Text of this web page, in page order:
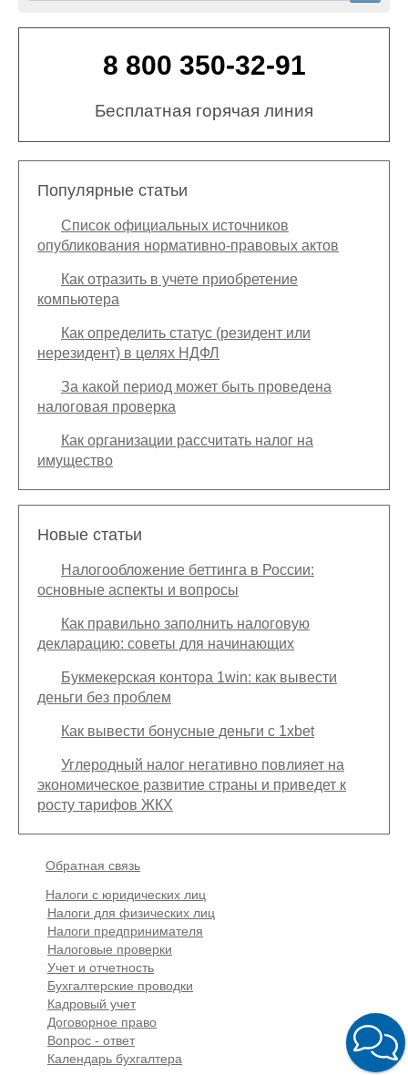
8 800 350-32-91
Бесплатная горячая линия
Популярные статьи
Список официальных источников
опубликования нормативно-правовых актов
Как отразить в учете приобретение
компьютера
Как определить статус (резидент или
нерезидент) в целях НДФЛ
За какой период может быть проведена
налоговая проверка
Как организации рассчитать налог на
имущество
Новые статьи
Налогообложение беттинга в России:
основные аспекты и вопросы
Как правильно заполнить налоговую
декларацию: советы для начинающих
Букмекерская контора 1win: как вывести
деньги без проблем
Как вывести бонусные деньги с 1xbet
Углеродный налог негативно повлияет на
экономическое развитие страны и приведет к
росту тарифов ЖКХ
Подвал
Обратная связь
Основная
навигация
подвале)
Налоги с юридических лиц
Налоги для физических лиц
Налоги предпринимателя
Налоговые проверки
Учет и отчетность
Бухгалтерские проводки
Кадровый учет
Договорное право
Вопрос - ответ
Календарь бухгалтера